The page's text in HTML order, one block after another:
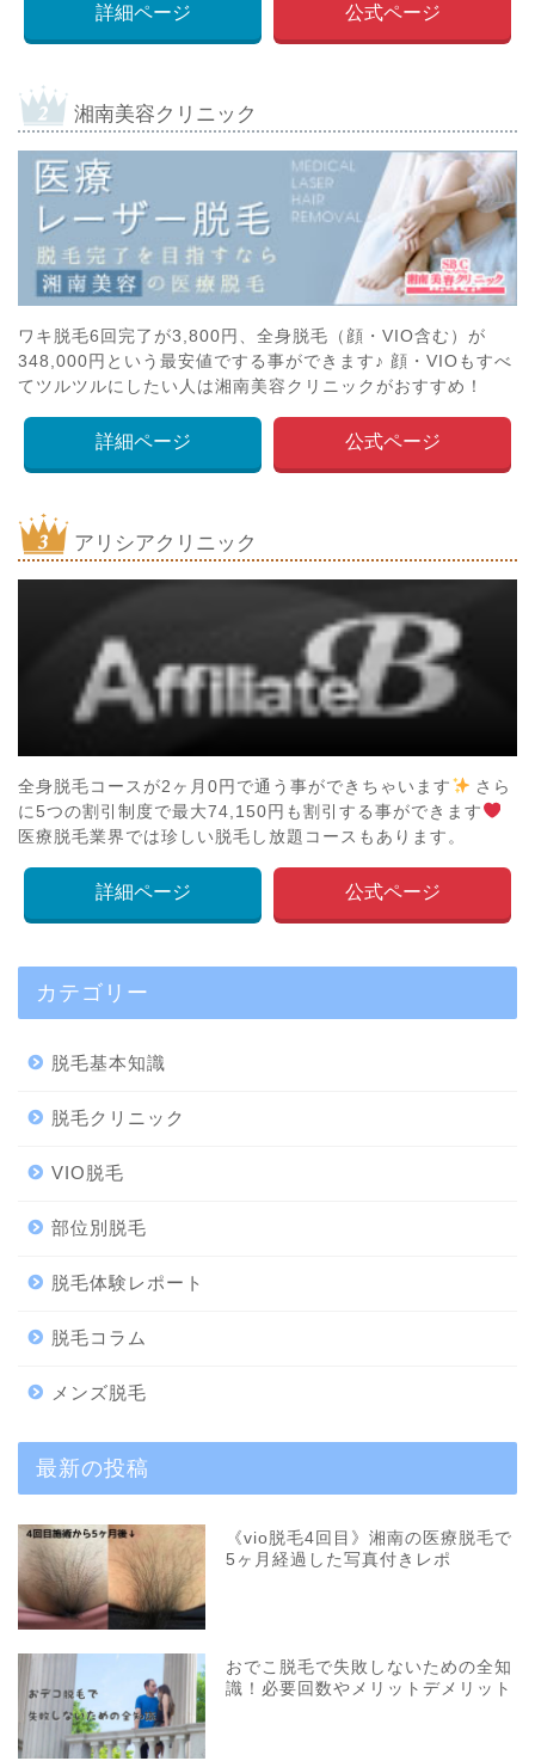
詳細ページ 公式ページ
湘南美容クリニック
ワキ脱毛6回完了が3,800円、全身脱毛（顔・VIO含む）が
348,000円という最安値でする事ができます♪ 顔・VIOもすべ
てツルツルにしたい人は湘南美容クリニックがおすすめ！
詳細ページ 公式ページ
アリシアクリニック
全身脱毛コースが2ヶ月0円で通う事ができちゃいます
さら
に5つの割引制度で最大74,150円も割引する事ができます
医療脱毛業界では珍しい脱毛し放題コースもあります。
詳細ページ 公式ページ
カテゴリー
脱毛基本知識
脱毛クリニック
VIO脱毛
部位別脱毛
脱毛体験レポート
脱毛コラム
メンズ脱毛
最新の投稿
《vio脱毛4回目》湘南の医療脱毛で
5ヶ月経過した写真付きレポ
おでこ脱毛で失敗しないための全知
識！必要回数やメリットデメリット